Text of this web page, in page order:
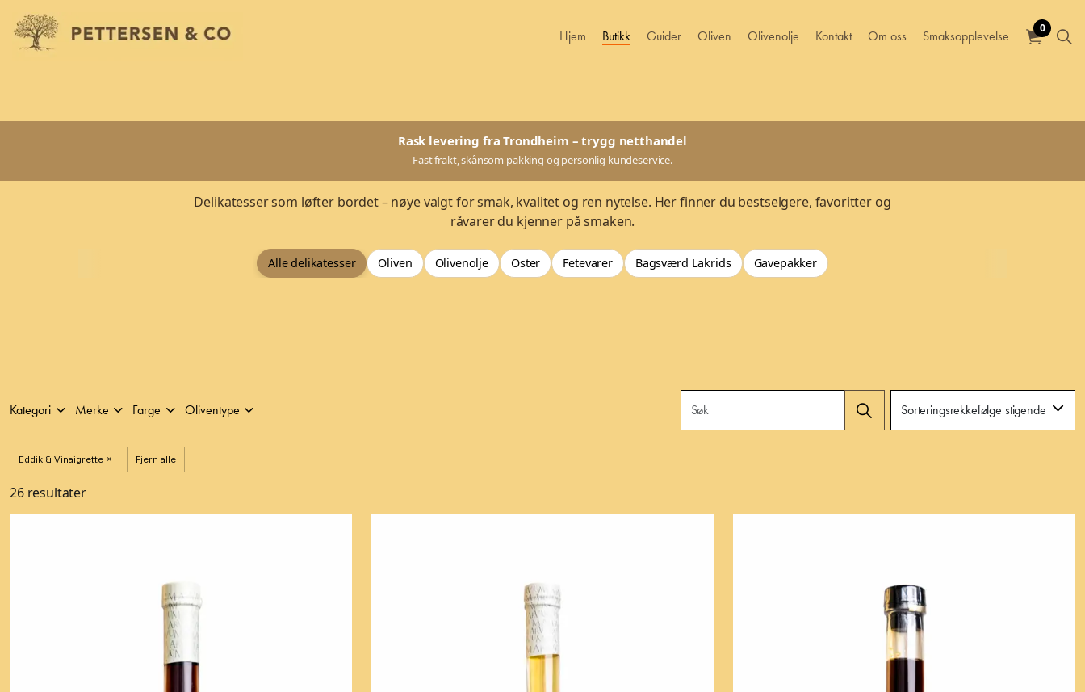
Hjem Butikk Guider Oliven Olivenolje Kontakt Om oss Smaksopplevelse
0
Rask levering fra Trondheim – trygg netthandel
Fast frakt, skånsom pakking og personlig kundeservice.
Delikatesser som løfter bordet – nøye valgt for smak, kvalitet og ren nytelse. Her finner du bestselgere, favoritter og
råvarer du kjenner på smaken.
Alle delikatesser Oliven Olivenolje Oster Fetevarer Bagsværd Lakrids Gavepakker
Kategori Merke Farge Oliventype
26 resultater
Eddik & Vinaigrette Fjern alle